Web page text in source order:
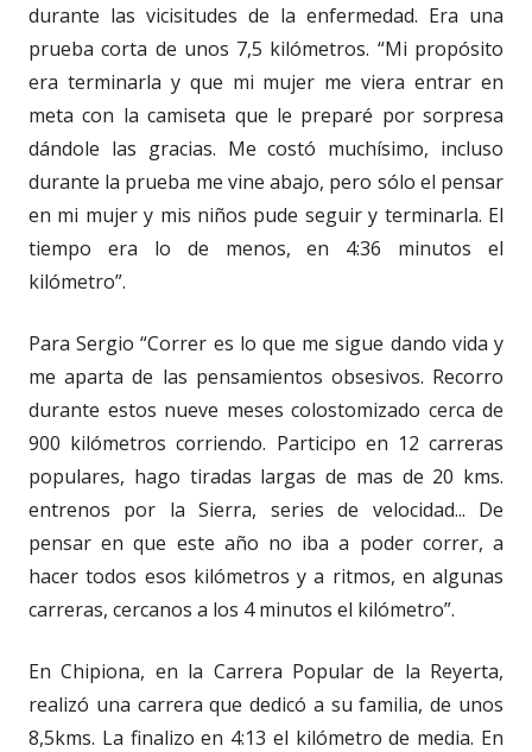
durante las vicisitudes de la enfermedad. Era una
prueba corta de unos 7,5 kilómetros. “Mi propósito
era terminarla y que mi mujer me viera entrar en
meta con la camiseta que le preparé por sorpresa
dándole las gracias. Me costó muchísimo, incluso
durante la prueba me vine abajo, pero sólo el pensar
en mi mujer y mis niños pude seguir y terminarla. El
tiempo era lo de menos, en 4:36 minutos el
kilómetro”.
Para Sergio “Correr es lo que me sigue dando vida y
me aparta de las pensamientos obsesivos. Recorro
durante estos nueve meses colostomizado cerca de
900 kilómetros corriendo. Participo en 12 carreras
populares, hago tiradas largas de mas de 20 kms.
entrenos por la Sierra, series de velocidad... De
pensar en que este año no iba a poder correr, a
hacer todos esos kilómetros y a ritmos, en algunas
carreras, cercanos a los 4 minutos el kilómetro”.
En Chipiona, en la Carrera Popular de la Reyerta,
realizó una carrera que dedicó a su familia, de unos
8,5kms. La finalizo en 4:13 el kilómetro de media. En